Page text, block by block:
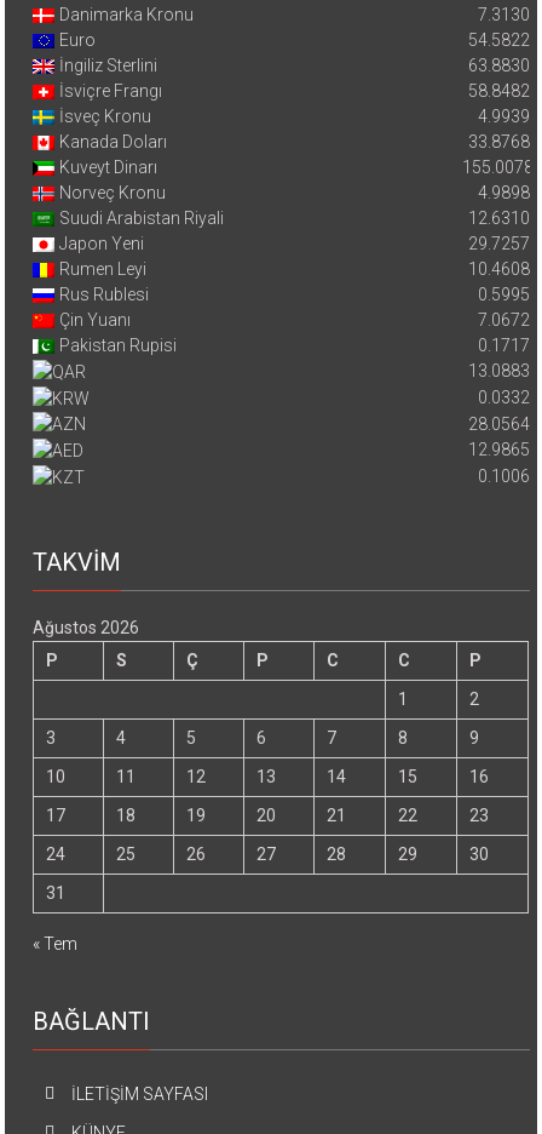
Danimarka Kronu
7.3130
Euro
54.5822
İngiliz Sterlini
63.8830
İsviçre Frangı
58.8482
İsveç Kronu
4.9939
Kanada Doları
33.8768
Kuveyt Dinarı
155.0078
Norveç Kronu
4.9898
Suudi Arabistan Riyali
12.6310
Japon Yeni
29.7257
Rumen Leyi
10.4608
Rus Rublesi
0.5995
Çin Yuanı
7.0672
Pakistan Rupisi
0.1717
13.0883
0.0332
28.0564
12.9865
0.1006
TAKVİM
Ağustos 2026
P
S Ç P C C
P
1
2
3
4 5 6 7 8
9
10
11 12 13 14 15
16
17
18 19 20 21 22
23
24
25 26 27 28 29
30
31
« Tem
BAĞLANTI
İLETİŞİM SAYFASI